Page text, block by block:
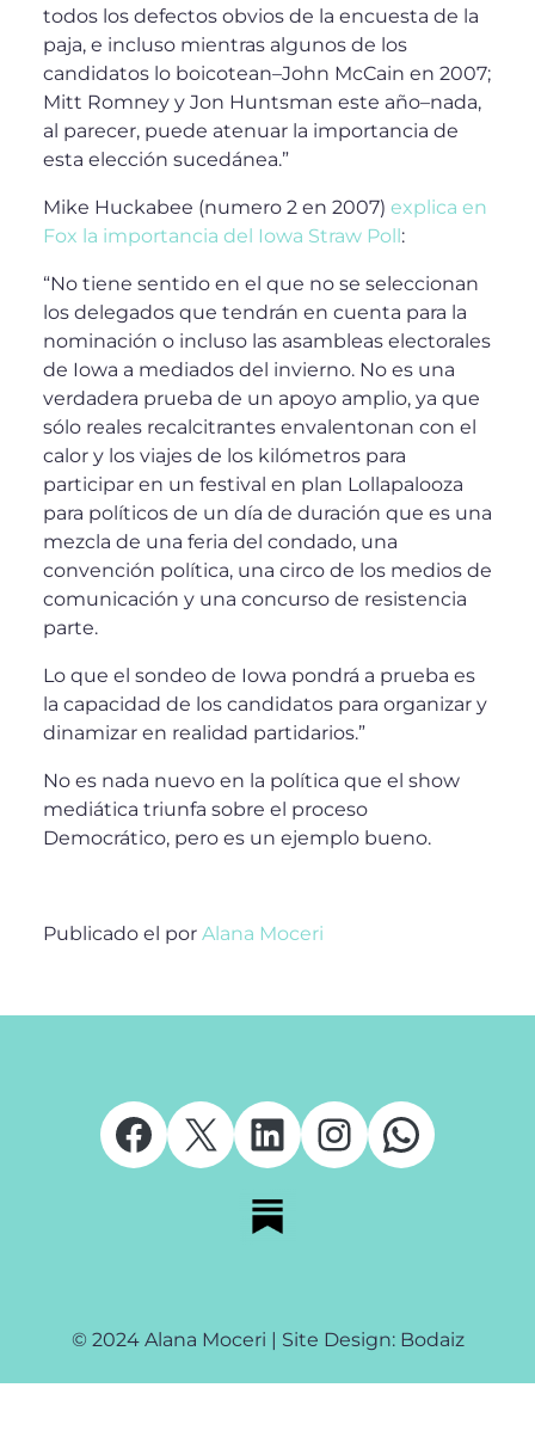
todos los defectos obvios de la encuesta de la
paja, e incluso mientras algunos de los
candidatos lo boicotean–John McCain en 2007;
Mitt Romney y Jon Huntsman este año–nada,
al parecer, puede atenuar la importancia de
esta elección sucedánea.”
Mike Huckabee (numero 2 en 2007) explica en
Fox la importancia del Iowa Straw Poll:
“No tiene sentido en el que no se seleccionan
los delegados que tendrán en cuenta para la
nominación o incluso las asambleas electorales
de Iowa a mediados del invierno. No es una
verdadera prueba de un apoyo amplio, ya que
sólo reales recalcitrantes envalentonan con el
calor y los viajes de los kilómetros para
participar en un festival en plan Lollapalooza
para políticos de un día de duración que es una
mezcla de una feria del condado, una
convención política, una circo de los medios de
comunicación y una concurso de resistencia
parte.
Lo que el sondeo de Iowa pondrá a prueba es
la capacidad de los candidatos para organizar y
dinamizar en realidad partidarios.”
No es nada nuevo en la política que el show
mediática triunfa sobre el proceso
Democrático, pero es un ejemplo bueno.
Publicado el por Alana Moceri
Facebook
X LinkedIn
Instagram
© 2024 Alana Moceri | Site Design: Bodaiz